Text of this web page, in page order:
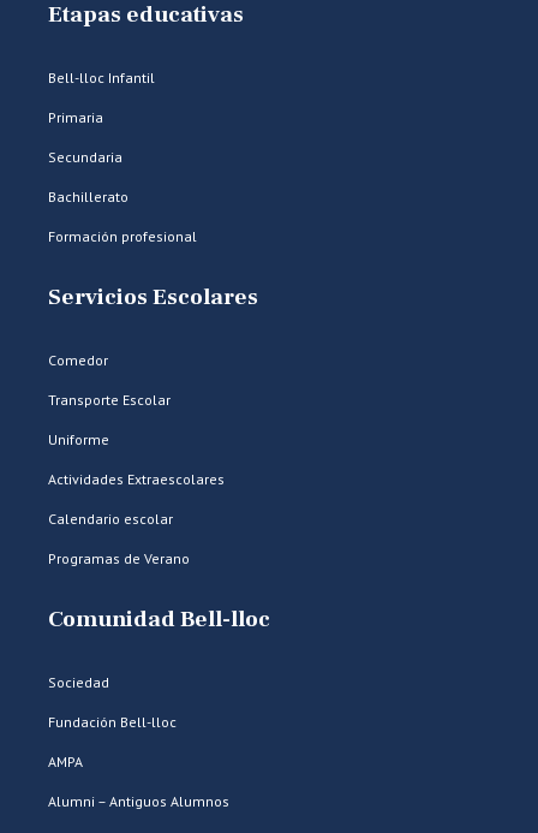
Etapas educativas
Bell-lloc Infantil
Primaria
Secundaria
Bachillerato
Formación profesional
Servicios Escolares
Comedor
Transporte Escolar
Uniforme
Actividades Extraescolares
Calendario escolar
Programas de Verano
Comunidad Bell-lloc
Sociedad
Fundación Bell-lloc
AMPA
Alumni – Antiguos Alumnos